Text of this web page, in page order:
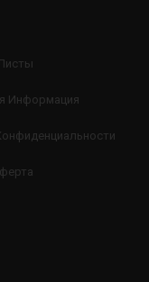
Информация